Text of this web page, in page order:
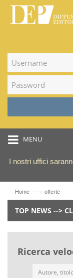
MENU
I nostri uffici
Home —› offerte
TOP NEWS -->
Ricerca